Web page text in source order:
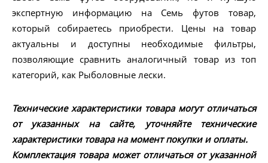
экспертную информацию на Семь футов товар,
который собираетесь приобрести. Цены на товар
актуальны и доступны необходимые фильтры,
позволяющие сравнить аналогичный товар из топ
категорий, как Рыболовные лески.
Технические характеристики товара могут отличаться
от указанных на сайте, уточняйте технические
характеристики товара на момент покупки и оплаты.
Комплектация товара может отличаться от указанной